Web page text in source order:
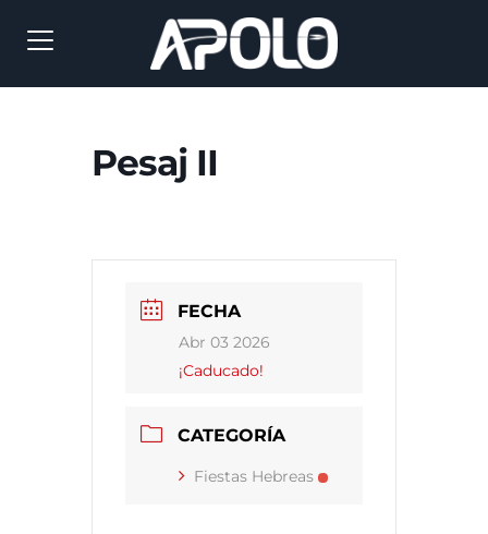
Pesaj II
FECHA
Abr 03 2026
¡Caducado!
CATEGORÍA
Fiestas Hebreas